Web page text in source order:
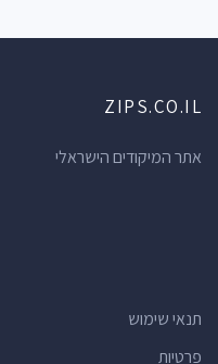
ZIPS.CO.IL
אתר המיקודים הישראלי
תנאי שימוש
פרטיות